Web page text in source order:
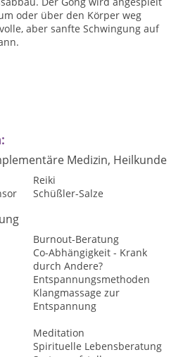
oder über den Körper weg
aber sanfte Schwingung auf
Medizin, Heilkunde
Reiki
Schüßler-Salze
Burnout-Beratung
Co-Abhängigkeit - Krank
durch Andere?
Entspannungsmethoden
Klangmassage zur
Entspannung
Meditation
Spirituelle Lebensberatung